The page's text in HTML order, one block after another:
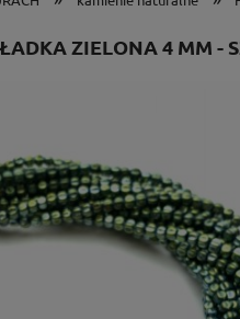
ZIELONA 4 MM -